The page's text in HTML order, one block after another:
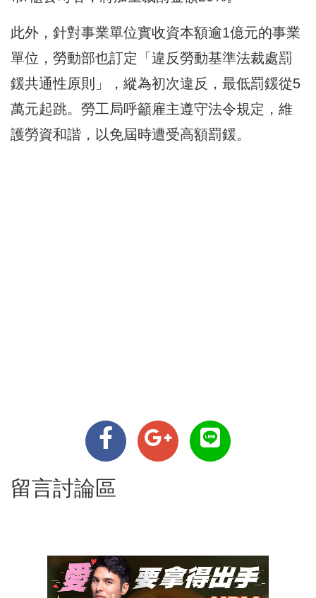
此外，針對事業單位實收資本額逾1億元的事業
單位，勞動部也訂定「違反勞動基準法裁處罰
鍰共通性原則」，縱為初次違反，最低罰鍰從5
萬元起跳。勞工局呼籲雇主遵守法令規定，維
護勞資和諧，以免屆時遭受高額罰鍰。
留言討論區